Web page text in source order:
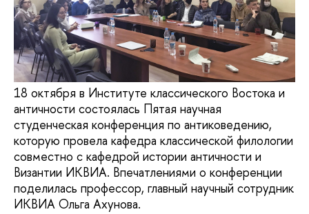
18 октября в Институте классического Востока и
античности состоялась Пятая научная
студенческая конференция по антиковедению,
которую провела кафедра классической филологии
совместно с кафедрой истории античности и
Византии ИКВИА. Впечатлениями о конференции
поделилась профессор, главный научный сотрудник
ИКВИА Ольга Ахунова.